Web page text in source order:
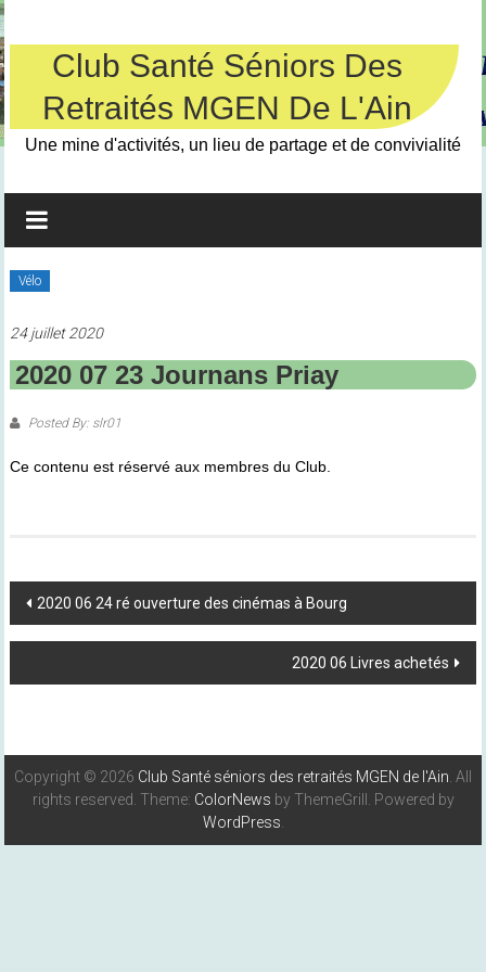
Skip
to
contentClub Santé Séniors Des
Retraités MGEN De L'Ain
Une mine d'activités, un lieu de partage et de convivialité
Vélo
24 juillet 2020
2020 07 23 Journans Priay
Posted By: slr01
Ce contenu est réservé aux membres du Club.
Post
Navigation
2020 06 24 ré ouverture des cinémas à Bourg
2020 06 Livres achetés
Copyright © 2026 Club Santé séniors des retraités MGEN de l'Ain . All
rights reserved. Theme: ColorNews by ThemeGrill. Powered by
WordPress